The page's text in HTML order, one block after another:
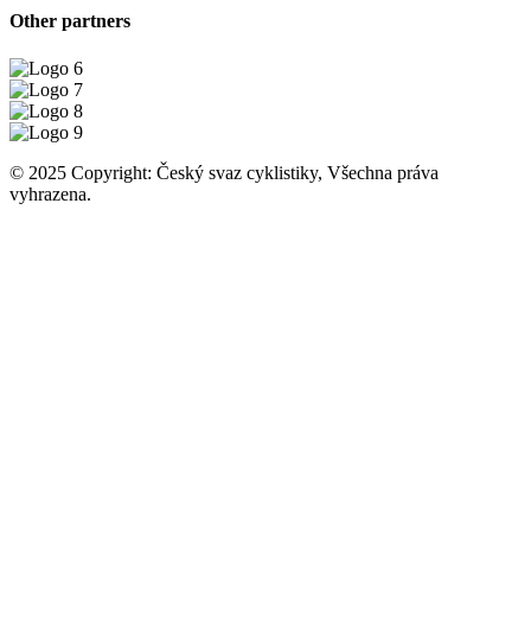
Other partners
© 2025 Copyright: Český svaz cyklistiky, Všechna práva
vyhrazena.